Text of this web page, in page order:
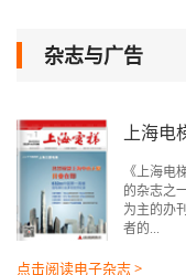
杂志与广告
上海电
《上海电
的杂志之
为主的办
者的...
点击阅读电子杂志 >